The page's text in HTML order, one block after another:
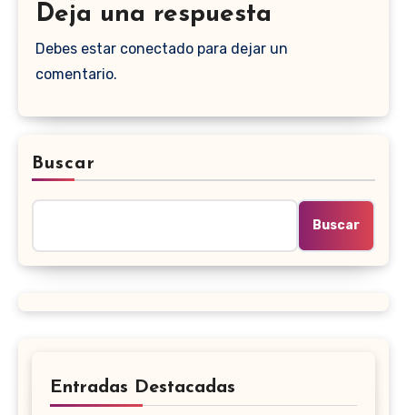
Deja una respuesta
Debes estar conectado para dejar un
comentario.
Buscar
Buscar
Entradas Destacadas